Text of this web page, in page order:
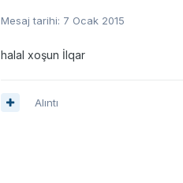
Mesaj tarihi: 7 Ocak 2015
halal xoşun İlqar
Alıntı